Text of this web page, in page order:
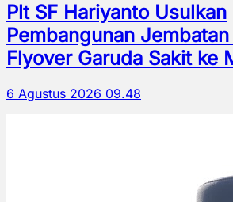
Plt SF Hariyanto Usulkan
Pembangunan
Flyover Garuda Sakit ke
6 Agustus 2026 09.48